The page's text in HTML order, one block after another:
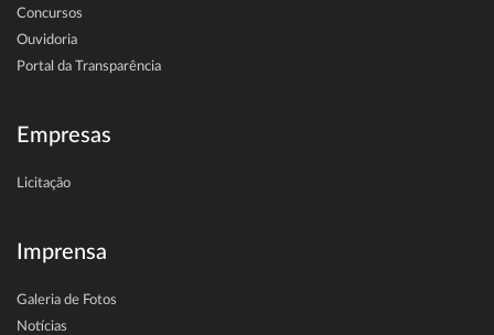
Concursos
Ouvidoria
Portal da Transparência
Empresas
Licitação
Imprensa
Galeria de Fotos
Notícias